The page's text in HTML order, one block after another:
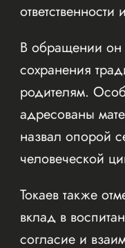
ответственности
В обращении он
сохранения
родителям.
адресованы
назвал опорой
человеческой
Токаев также
вклад в
согласие и